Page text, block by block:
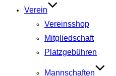
Verein
Vereinsshop
Mitgliedschaft
Platzgebühren
Mannschaften